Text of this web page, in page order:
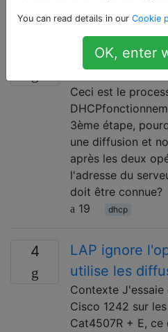
DHCP sur un commutateur
Pourquoi la
utilisée à
Ceci est le
3ème étape,
une diffusion et
après les deux
l'adresse du
doit être connue?
19
dhcp
4
LAP ignore
utilise les
Contexte
Cisco 1242 sur
Cat4507R + E,
You can read details in our Cookie
OK, enter